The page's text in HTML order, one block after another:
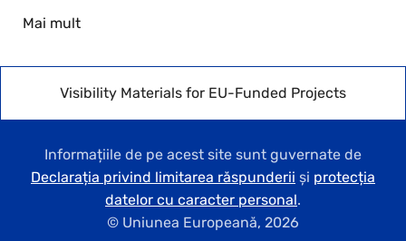
Mai mult
Visibility Materials for EU-Funded Projects
Informațiile de pe acest site sunt guvernate de
Declarația privind limitarea răspunderii și protecția
datelor cu caracter personal.
© Uniunea Europeană, 2026